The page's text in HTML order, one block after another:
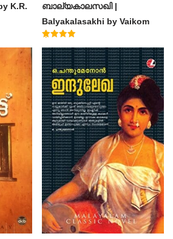
K.R.
ബാല്യകാലസഖി |
Balyakalasakhi by Vaikom
Muhammad Basheer
4.60
out of 5